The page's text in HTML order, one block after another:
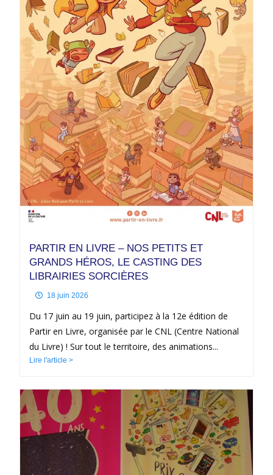
PARTIR EN LIVRE – NOS PETITS ET
GRANDS HÉROS, LE CASTING DES
LIBRAIRIES SORCIÈRES
18 juin 2026
Du 17 juin au 19 juin, participez à la 12e édition de
Partir en Livre, organisée par le CNL (Centre National
du Livre) ! Sur tout le territoire, des animations...
Lire l'article >